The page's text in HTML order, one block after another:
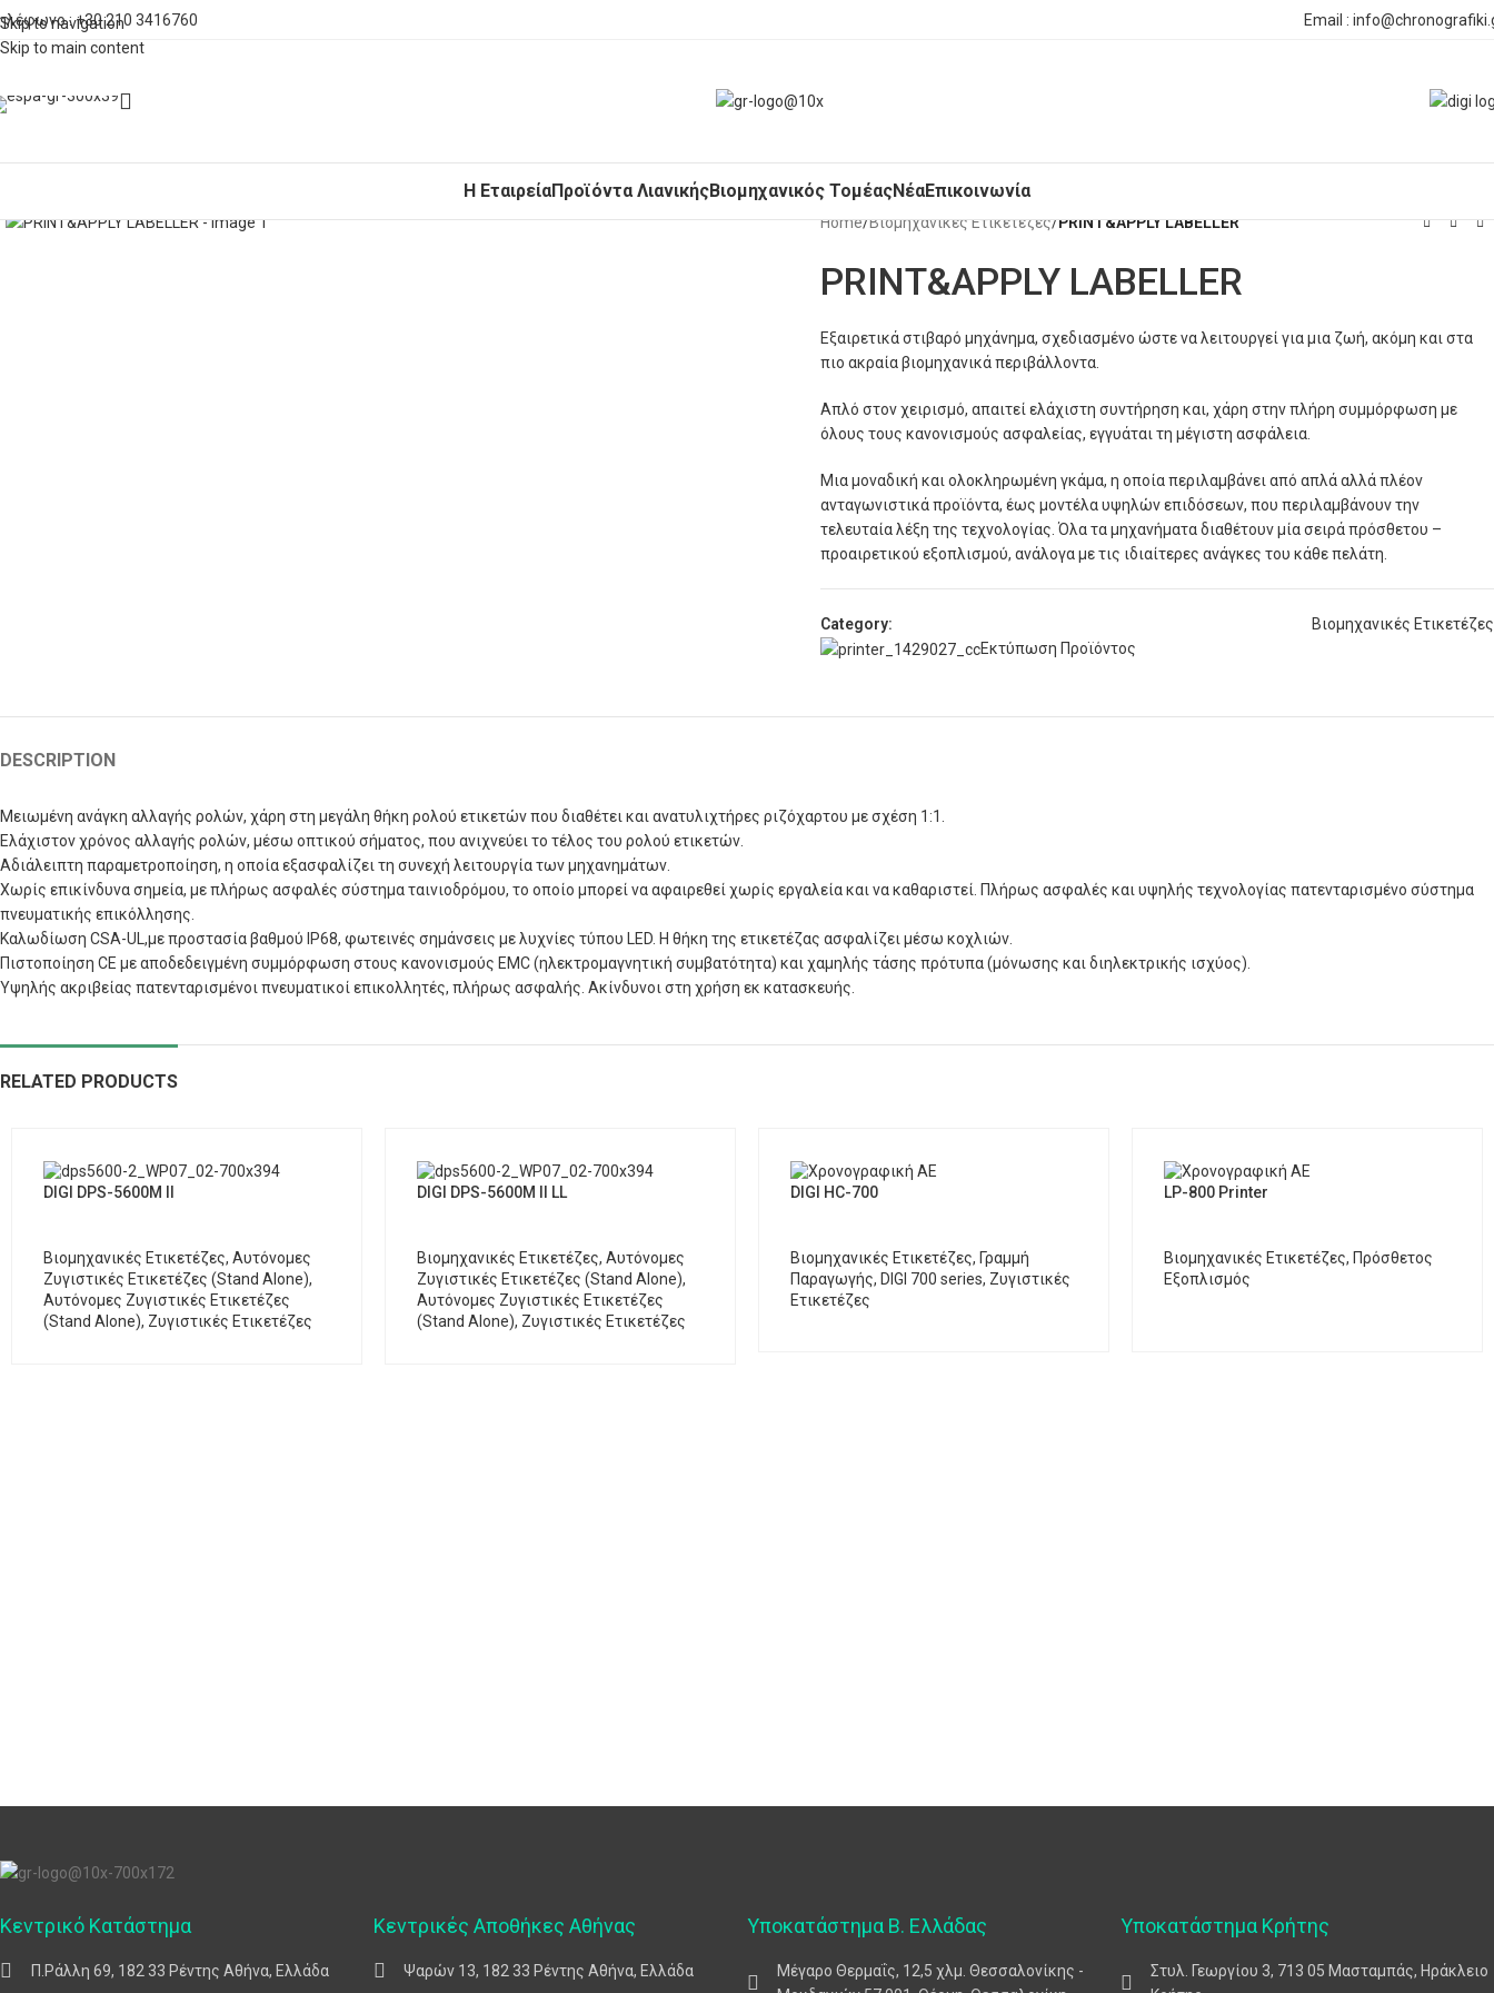
Skip to navigation
Skip to main content
: +30 210 3416760 Email :
Η ΕταιρείαΠροϊόντα ΛιανικήςΒιομηχανικός ΤομέαςΝέαΕπικοινωνία
Home/Βιομηχανικές Ετικετέζες/PRINT&APPLY LABELLER
PRINT&APPLY LABELLER
Εξαιρετικά στιβαρό μηχάνημα, σχεδιασμένο ώστε να λειτουργεί για μια ζωή, ακόμη και στα
πιο ακραία βιομηχανικά περιβάλλοντα.
Απλό στον χειρισμό, απαιτεί ελάχιστη συντήρηση και, χάρη στην πλήρη συμμόρφωση με
όλους τους κανονισμούς ασφαλείας, εγγυάται τη μέγιστη ασφάλεια.
Μια μοναδική και ολοκληρωμένη γκάμα, η οποία περιλαμβάνει από απλά αλλά πλέον
ανταγωνιστικά προϊόντα, έως μοντέλα υψηλών επιδόσεων, που περιλαμβάνουν την
τελευταία λέξη της τεχνολογίας. Όλα τα μηχανήματα διαθέτουν μία σειρά πρόσθετου –
προαιρετικού εξοπλισμού, ανάλογα με τις ιδιαίτερες ανάγκες του κάθε πελάτη.
Category:
Βιομηχανικές Ετικετέζες
Εκτύπωση Προϊόντος
DESCRIPTION
Μειωμένη ανάγκη αλλαγής ρολών, χάρη στη μεγάλη θήκη ρολού ετικετών που διαθέτει και ανατυλιχτήρες ριζόχαρτου με σχέση 1:1.
Ελάχιστον χρόνος αλλαγής ρολών, μέσω οπτικού σήματος, που ανιχνεύει το τέλος του ρολού ετικετών.
Αδιάλειπτη παραμετροποίηση, η οποία εξασφαλίζει τη συνεχή λειτουργία των μηχανημάτων.
Χωρίς επικίνδυνα σημεία, με πλήρως ασφαλές σύστημα ταινιοδρόμου, το οποίο μπορεί να αφαιρεθεί χωρίς εργαλεία και να καθαριστεί. Πλήρως ασφαλές και υψηλής τεχνολογίας πατενταρισμένο σύστημα
πνευματικής επικόλλησης.
Καλωδίωση CSA-UL,με προστασία βαθμού IP68, φωτεινές σημάνσεις με λυχνίες τύπου LED. Η θήκη της ετικετέζας ασφαλίζει μέσω κοχλιών.
Πιστοποίηση CE με αποδεδειγμένη συμμόρφωση στους κανονισμούς EMC (ηλεκτρομαγνητική συμβατότητα) και χαμηλής τάσης πρότυπα (μόνωσης και διηλεκτρικής ισχύος).
Υψηλής ακριβείας πατενταρισμένοι πνευματικοί επικολλητές, πλήρως ασφαλής. Ακίνδυνοι στη χρήση εκ κατασκευής.
RELATED PRODUCTS
DIGI DPS-5600M II
Βιομηχανικές Ετικετέζες, Αυτόνομες
Ζυγιστικές Ετικετέζες (Stand Alone),
Αυτόνομες Ζυγιστικές Ετικετέζες
(Stand Alone), Ζυγιστικές Ετικετέζες
DIGI DPS-5600M II LL
Βιομηχανικές Ετικετέζες, Αυτόνομες
Ζυγιστικές Ετικετέζες (Stand Alone),
Αυτόνομες Ζυγιστικές Ετικετέζες
(Stand Alone), Ζυγιστικές Ετικετέζες
DIGI HC-700
Βιομηχανικές Ετικετέζες, Γραμμή
Παραγωγής, DIGI 700 series, Ζυγιστικές
Ετικετέζες
LP-800 Printer
Βιομηχανικές Ετικετέζες, Πρόσθετος
Εξοπλισμός
Κεντρικό Κατάστημα
Π.Ράλλη 69, 182 33 Ρέντης Αθήνα, Ελλάδα
Κεντρικές Αποθήκες Αθήνας
Ψαρών 13, 182 33 Ρέντης Αθήνα, Ελλάδα
Υποκατάστημα Β. Ελλάδας
Μέγαρο Θερμαΐς, 12,5 χλμ. Θεσσαλονίκης -
Υποκατάστημα Κρήτης
Στυλ. Γεωργίου 3, 713 05 Μασταμπάς, Ηράκλειο